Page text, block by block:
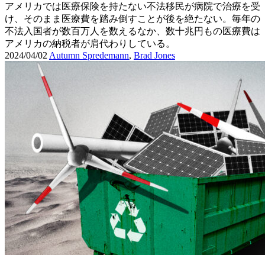
アメリカでは医療保険を持たない不法移民が病院で治療を受
け、そのまま医療費を踏み倒すことが後を絶たない。毎年の
不法入国者が数百万人を数えるなか、数十兆円もの医療費は
アメリカの納税者が肩代わりしている。
2024/04/02 Autumn Spredemann, Brad Jones